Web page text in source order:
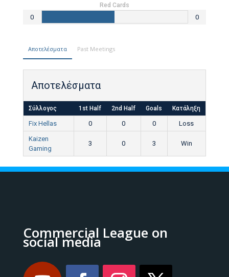
Red Cards
0 0
Αποτελέσματα Past Meetings
Αποτελέσματα
Σύλλογος 1st Half 2nd Half Goals Κατάληξη
Fix Hellas 0 0 0
Loss
Kaizen
Gaming
3 0 3 Win
Commercial League on
social media